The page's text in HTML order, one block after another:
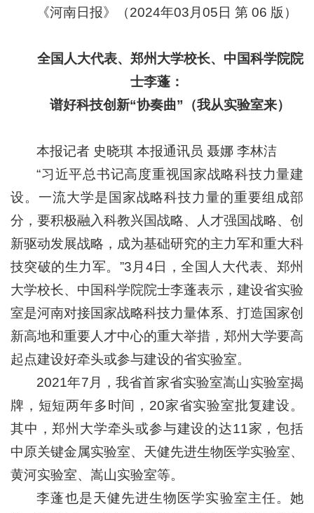
《河南日报》（2024年03月05日 第 06 版）
全国人大代表、郑州大学校长、中国科学院院
士李蓬：
谱好科技创新“协奏曲”（我从实验室来）
本报记者 史晓琪 本报通讯员 聂娜 李林洁
“习近平总书记高度重视国家战略科技力量建
设。一流大学是国家战略科技力量的重要组成部
分，要积极融入科教兴国战略、人才强国战略、创
新驱动发展战略，成为基础研究的主力军和重大科
技突破的生力军。”3月4日，全国人大代表、郑州
大学校长、中国科学院院士李蓬表示，建设省实验
室是河南对接国家战略科技力量体系、打造国家创
新高地和重要人才中心的重大举措，郑州大学要高
起点建设好牵头或参与建设的省实验室。
2021年7月，我省首家省实验室嵩山实验室揭
牌，短短两年多时间，20家省实验室批复建设。
其中，郑州大学牵头或参与建设的达11家，包括
中原关键金属实验室、天健先进生物医学实验室、
黄河实验室、嵩山实验室等。
李蓬也是天健先进生物医学实验室主任。她